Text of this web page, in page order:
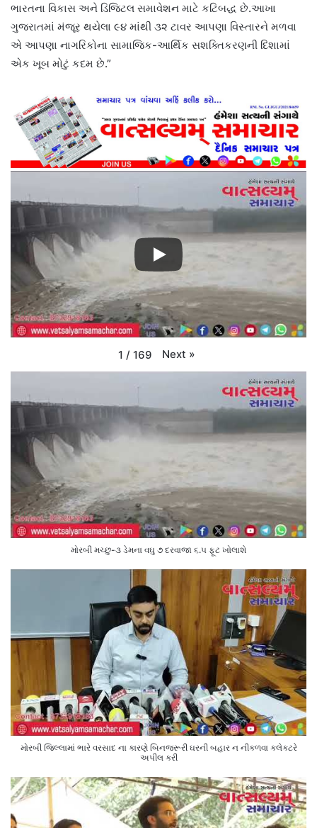
ભારતના વિકાસ અને ડિજિટલ સમાવેશન માટે કટિબદ્ધ છે.આખા
ગુજરાતમાં મંજૂર થયેલા ૯૪ માંથી ૩૨ ટાવર આપણા વિસ્તારને મળવા
એ આપણા નાગરિકોના સામાજિક-આર્થિક સશક્તિકરણની દિશામાં
એક ખૂબ મોટું કદમ છે.”
1 / 169 Next »
મોરબી મચ્છુ-૩ ડેમના વઘુ ૭ દરવાજા ૬.૫ ફૂટ ખોલાશે
મોરબી જિલ્લામાં ભારે વરસાદ ના કારણે બિનજરૂરી ઘરની બહાર ન નીકળવા કલેક્ટરે
અપીલ કરી